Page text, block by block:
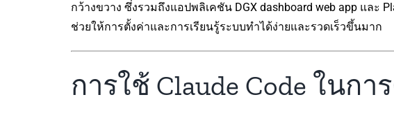
กว้างขวาง ซึ่งรวมถึงแอปพลิเคชัน DGX dashboard web app และ
ช่วยให้การตั้งค่าและการเรียนรู้ระบบทำได้ง่ายและรวดเร็วขึ้นมาก
การใช้ Claude Code ในก